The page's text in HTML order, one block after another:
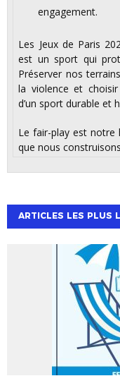
engagement.
Les Jeux de Paris 2024 ont rappelé qu’un sport exemplaire
est un sport qui
Préserver nos
la violence et
d’un sport durable et
Le fair-play est notre héritage. Il est aussi notre avenir, celui
que nous
ARTICLES LES PLUS